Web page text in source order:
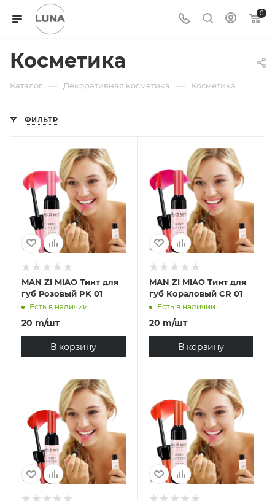
0
Косметика
Каталог — Декоративная косметика — Косметика
ФИЛЬТР
MAN ZI MIAO Тинт для
губ Розовый PK 01
Есть в наличии
20 m/шт
В корзину
MAN ZI MIAO Тинт для
губ Кораловый CR 01
Есть в наличии
20 m/шт
В корзину